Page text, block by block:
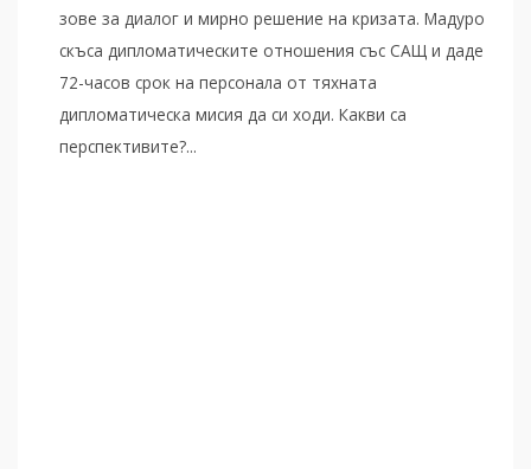
зове за диалог и мирно решение на кризата. Мадуро
скъса дипломатическите отношения със САЩ и даде
72-часов срок на персонала от тяхната
дипломатическа мисия да си ходи. Какви са
перспективите?...